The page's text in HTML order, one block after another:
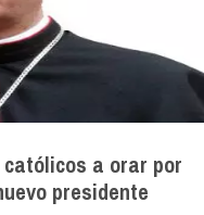
a orar por
presidente